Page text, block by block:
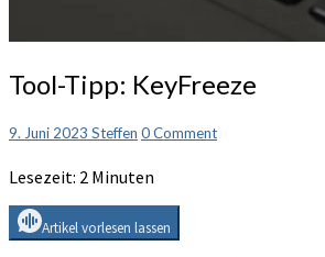
Tool-
Tipp:
Tool-Tipp: KeyFreeze
9. Juni 2023 Steffen Comments
0 Comment
Lesezeit: 2 Minuten
Artikel vorlesen lassen